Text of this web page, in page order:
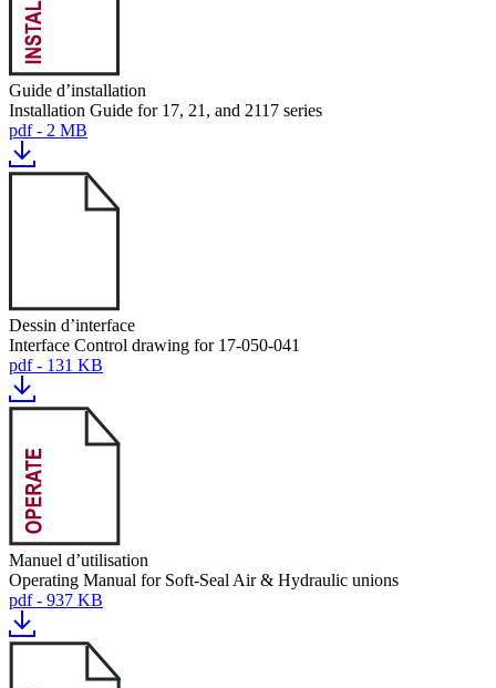
Guide d’installation
Installation Guide for 17, 21, and 2117 series
pdf - 2 MB
Dessin d’interface
Interface Control drawing for 17-050-041
pdf - 131 KB
Manuel d’utilisation
Operating Manual for Soft-Seal Air & Hydraulic unions
pdf - 937 KB